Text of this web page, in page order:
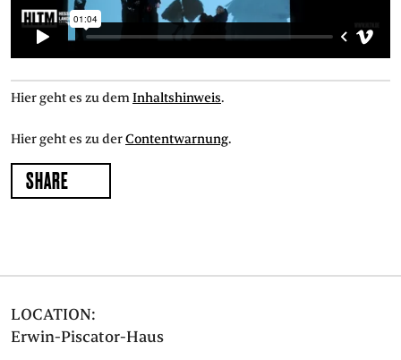
Hier geht es zu demInhaltshinweis.
Hier geht es zu derContentwarnung.
SHARE
LOCATION:
Erwin-Piscator-Haus